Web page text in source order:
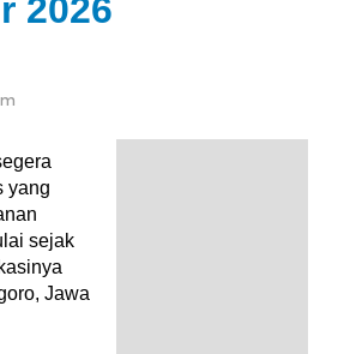
2026
yang
sejak
Jawa